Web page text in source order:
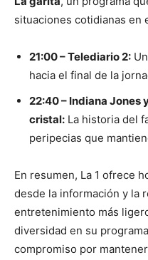
situaciones cotidianas en
21:00 – Telediario 2:
hacia el final de la
22:40 – Indiana Jones
cristal: La historia del
peripecias que
En resumen, La 1 ofrece
desde la información y la
entretenimiento más
diversidad en su
compromiso por